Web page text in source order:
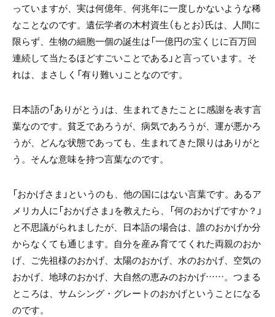
っていますが、実は何億年、何兆年に一度しかないような稀
なことなのです。遺伝学者の木村資生（もとお）氏は、人間に
限らず、生物の細胞一個の誕生は「一億円の宝くじに百万回
連続して当たるほどすごいことである」と言っています。そ
れは、まさしく「有り難い」ことなのです。
日本語の「ありがとう」は、生まれてきたことに感謝を表す言
葉なのです。貧乏であろうが、病気であろうが、運が悪かろ
うが、どんな状態であっても、生まれてきた限りはありがと
う。そんな意味を持つ言葉なのです。
「おかげさま」というのも、他の国にはない言葉です。あるア
メリカ人に「おかげさま」を教えたら、「何のおかげですか？」
と不思議がられましたが、日本語の場合は、誰のおかげか分
からなくても通じます。自分を産み育ててくれた両親のおか
げ、ご先祖様のおかげ、太陽のおかげ、水のおかげ、空気の
おかげ、地球のおかげ、大自然の恵みのおかげ……。つまる
ところは、サムシング・グレートのおかげということになる
のです。